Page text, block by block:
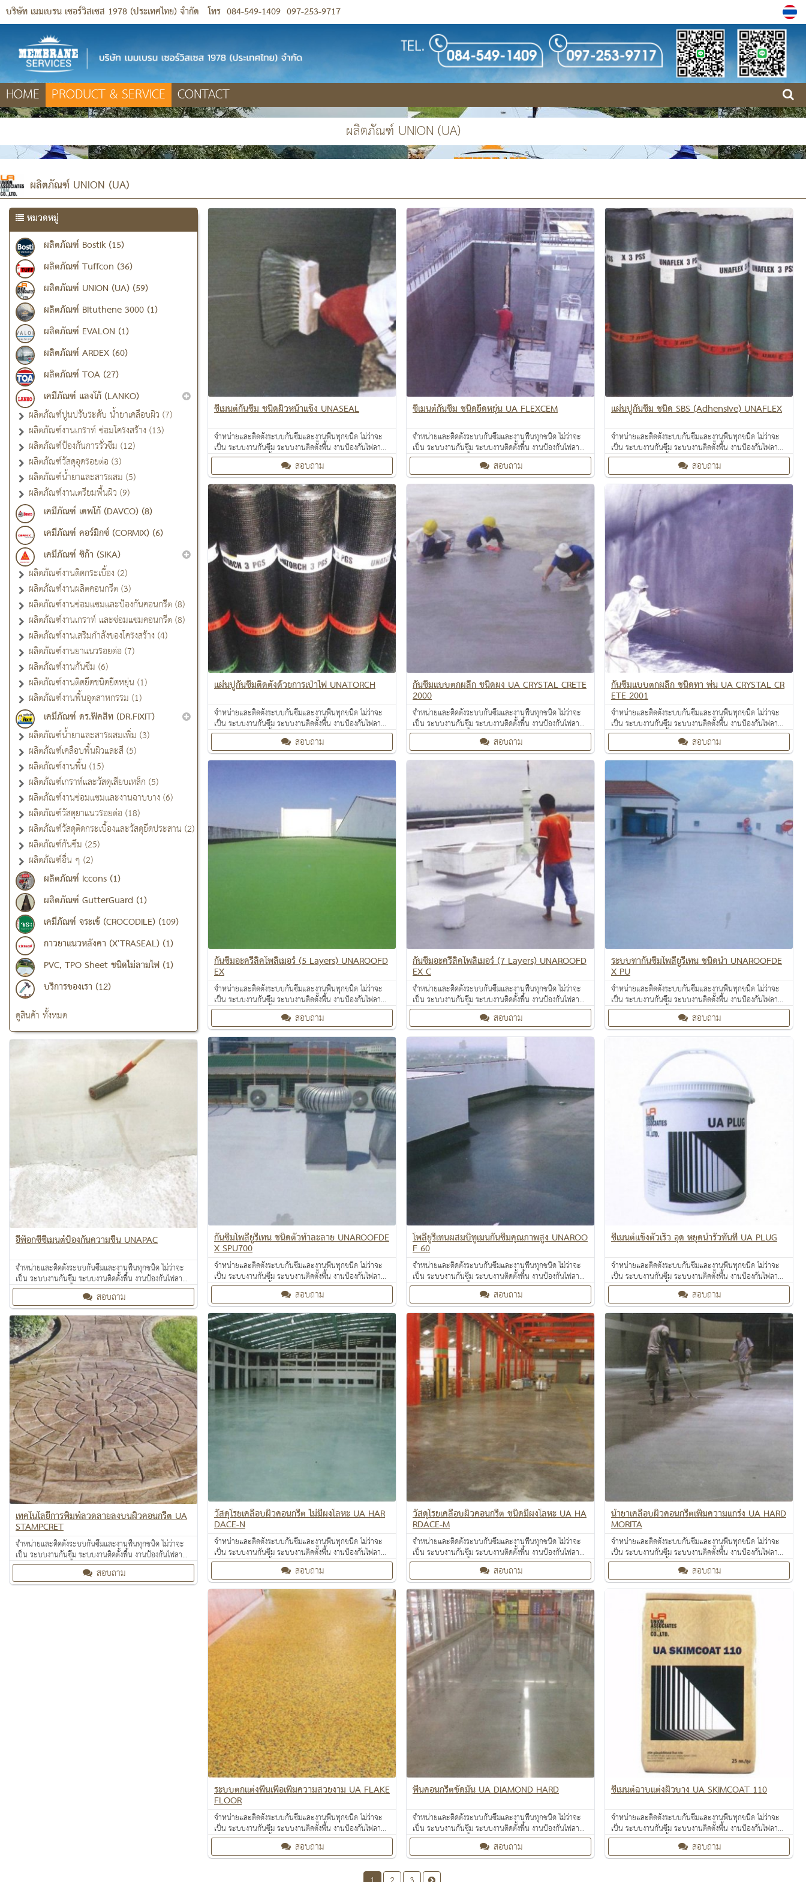
บริษัท เมมเบรน เซอร์วิสเซส 1978 (ประเทศไทย) จำกัด โทร 084-549-1409 097-253-9717
HOME PRODUCT & SERVICE CONTACT
ผลิตภัณฑ์ UNION (UA)
ผลิตภัณฑ์ UNION (UA)
หมวดหมู่
ผลิตภัณฑ์ Bostik (15)
ผลิตภัณฑ์ Tuffcon (36)
ผลิตภัณฑ์ UNION (UA) (59)
ผลิตภัณฑ์ Bituthene 3000 (1)
ผลิตภัณฑ์ EVALON (1)
ผลิตภัณฑ์ ARDEX (60)
ผลิตภัณฑ์ TOA (27)
เคมีภัณฑ์ แลงโก้ (LANKO)
ผลิตภัณฑ์ปูนปรับระดับ น้ำยาเคลือบผิว (7)
ผลิตภัณฑ์งานเกราท์ ซ่อมโครงสร้าง (13)
ผลิตภัณฑ์ป้องกันการรั่วซึม (12)
ผลิตภัณฑ์วัสดุอุดรอยต่อ (3)
ผลิตภัณฑ์น้ำยาและสารผสม (5)
ผลิตภัณฑ์งานเตรียมพื้นผิว (9)
เคมีภัณฑ์ เดพโก้ (DAVCO) (8)
เคมีภัณฑ์ คอร์มิกซ์ (CORMIX) (6)
เคมีภัณฑ์ ซิก้า (SIKA)
ผลิตภัณฑ์งานติดกระเบื้อง (2)
ผลิตภัณฑ์งานผลิตคอนกรีต (3)
ผลิตภัณฑ์งานซ่อมแซมและป้องกันคอนกรีต (8)
ผลิตภัณฑ์งานเกราท์ และซ่อมแซมคอนกรีต (8)
ผลิตภัณฑ์งานเสริมกำลังของโครงสร้าง (4)
ผลิตภัณฑ์งานยาแนวรอยต่อ (7)
ผลิตภัณฑ์งานกันซึม (6)
ผลิตภัณฑ์งานติดยึดชนิดยืดหยุ่น (1)
ผลิตภัณฑ์งานพื้นอุตสาหกรรม (1)
เคมีภัณฑ์ ดร.ฟิคสิท (DR.FIXIT)
ผลิตภัณฑ์น้ำยาและสารผสมเพิ่ม (3)
ผลิตภัณฑ์เคลือบพื้นผิวและสี (5)
ผลิตภัณฑ์งานพื้น (15)
ผลิตภัณฑ์เกราท์และวัสดุเสียบเหล็ก (5)
ผลิตภัณฑ์งานซ่อมแซมและงานฉาบบาง (6)
ผลิตภัณฑ์วัสดุยาแนวรอยต่อ (18)
ผลิตภัณฑ์วัสดุติดกระเบื้องและวัสดุยึดประสาน (2)
ผลิตภัณฑ์กันซึม (25)
ผลิตภัณฑ์อื่น ๆ (2)
ผลิตภัณฑ์ Iccons (1)
ผลิตภัณฑ์ GutterGuard (1)
เคมีภัณฑ์ จระเข้ (CROCODILE) (109)
กาวยาแนวหลังคา (X'TRASEAL) (1)
PVC, TPO Sheet ชนิดไม่ลามไฟ (1)
บริการของเรา (12)
ดูสินค้า ทั้งหมด
ซีเมนต์กันซึม ชนิดผิวหน้าแข็ง UNASEAL
จำหน่ายและติดตั้งระบบกันซึมและงานพื้นทุกชนิด ไม่ว่าจะ
เป็น ระบบงานกันซึม ระบบงานติดตั้งพื้น งานป้องกันไฟลาม
งานเคลือบปกป้องพื้นผิว งานเคลือบสารสะท้อนความร้อน
สอบถาม
ซีเมนต์กันซึม ชนิดยืดหยุ่น UA FLEXCEM
จำหน่ายและติดตั้งระบบกันซึมและงานพื้นทุกชนิด ไม่ว่าจะ
เป็น ระบบงานกันซึม ระบบงานติดตั้งพื้น งานป้องกันไฟลาม
งานเคลือบปกป้องพื้นผิว งานเคลือบสารสะท้อนความร้อน
สอบถาม
แผ่นปูกันซึม ชนิด SBS (Adhensive) UNAFLEX
จำหน่ายและติดตั้งระบบกันซึมและงานพื้นทุกชนิด ไม่ว่าจะ
เป็น ระบบงานกันซึม ระบบงานติดตั้งพื้น งานป้องกันไฟลาม
งานเคลือบปกป้องพื้นผิว งานเคลือบสารสะท้อนความร้อน
สอบถาม
แผ่นปูกันซึมติดตั้งด้วยการเป่าไฟ UNATORCH
จำหน่ายและติดตั้งระบบกันซึมและงานพื้นทุกชนิด ไม่ว่าจะ
เป็น ระบบงานกันซึม ระบบงานติดตั้งพื้น งานป้องกันไฟลาม
งานเคลือบปกป้องพื้นผิว งานเคลือบสารสะท้อนความร้อน
สอบถาม
กันซึมแบบตกผลึก ชนิดผง UA CRYSTAL CRETE
2000
จำหน่ายและติดตั้งระบบกันซึมและงานพื้นทุกชนิด ไม่ว่าจะ
เป็น ระบบงานกันซึม ระบบงานติดตั้งพื้น งานป้องกันไฟลาม
งานเคลือบปกป้องพื้นผิว งานเคลือบสารสะท้อนความร้อน
สอบถาม
กันซึมแบบตกผลึก ชนิดทา พ่น UA CRYSTAL CR
ETE 2001
จำหน่ายและติดตั้งระบบกันซึมและงานพื้นทุกชนิด ไม่ว่าจะ
เป็น ระบบงานกันซึม ระบบงานติดตั้งพื้น งานป้องกันไฟลาม
งานเคลือบปกป้องพื้นผิว งานเคลือบสารสะท้อนความร้อน
สอบถาม
กันซึมอะครีลิคโพลิเมอร์ (5 Layers) UNAROOFD
EX
จำหน่ายและติดตั้งระบบกันซึมและงานพื้นทุกชนิด ไม่ว่าจะ
เป็น ระบบงานกันซึม ระบบงานติดตั้งพื้น งานป้องกันไฟลาม
งานเคลือบปกป้องพื้นผิว งานเคลือบสารสะท้อนความร้อน
สอบถาม
กันซึมอะครีลิคโพลิเมอร์ (7 Layers) UNAROOFD
EX C
จำหน่ายและติดตั้งระบบกันซึมและงานพื้นทุกชนิด ไม่ว่าจะ
เป็น ระบบงานกันซึม ระบบงานติดตั้งพื้น งานป้องกันไฟลาม
งานเคลือบปกป้องพื้นผิว งานเคลือบสารสะท้อนความร้อน
สอบถาม
ระบบทากันซึมโพลียูรีเทน ชนิดน้ำ UNAROOFDE
X PU
จำหน่ายและติดตั้งระบบกันซึมและงานพื้นทุกชนิด ไม่ว่าจะ
เป็น ระบบงานกันซึม ระบบงานติดตั้งพื้น งานป้องกันไฟลาม
งานเคลือบปกป้องพื้นผิว งานเคลือบสารสะท้อนความร้อน
สอบถาม
กันซึมโพลียูรีเทน ชนิดตัวทำละลาย UNAROOFDE
X SPU700
จำหน่ายและติดตั้งระบบกันซึมและงานพื้นทุกชนิด ไม่ว่าจะ
เป็น ระบบงานกันซึม ระบบงานติดตั้งพื้น งานป้องกันไฟลาม
งานเคลือบปกป้องพื้นผิว งานเคลือบสารสะท้อนความร้อน
สอบถาม
โพลียูรีเทนผสมบิทูเมนกันซึมคุณภาพสูง UNAROO
F 60
จำหน่ายและติดตั้งระบบกันซึมและงานพื้นทุกชนิด ไม่ว่าจะ
เป็น ระบบงานกันซึม ระบบงานติดตั้งพื้น งานป้องกันไฟลาม
งานเคลือบปกป้องพื้นผิว งานเคลือบสารสะท้อนความร้อน
สอบถาม
ซีเมนต์แข็งตัวเร็ว อุด หยุดน้ำรั่วทันที UA PLUG
จำหน่ายและติดตั้งระบบกันซึมและงานพื้นทุกชนิด ไม่ว่าจะ
เป็น ระบบงานกันซึม ระบบงานติดตั้งพื้น งานป้องกันไฟลาม
งานเคลือบปกป้องพื้นผิว งานเคลือบสารสะท้อนความร้อน
สอบถาม
อีพ็อกซี่ซีเมนต์ป้องกันความชื้น UNAPAC
จำหน่ายและติดตั้งระบบกันซึมและงานพื้นทุกชนิด ไม่ว่าจะ
เป็น ระบบงานกันซึม ระบบงานติดตั้งพื้น งานป้องกันไฟลาม
งานเคลือบปกป้องพื้นผิว งานเคลือบสารสะท้อนความร้อน
สอบถาม
วัสดุโรยเคลือบผิวคอนกรีต ไม่มีผงโลหะ UA HAR
DACE-N
จำหน่ายและติดตั้งระบบกันซึมและงานพื้นทุกชนิด ไม่ว่าจะ
เป็น ระบบงานกันซึม ระบบงานติดตั้งพื้น งานป้องกันไฟลาม
งานเคลือบปกป้องพื้นผิว งานเคลือบสารสะท้อนความร้อน
สอบถาม
วัสดุโรยเคลือบผิวคอนกรีต ชนิดมีผงโลหะ UA HA
RDACE-M
จำหน่ายและติดตั้งระบบกันซึมและงานพื้นทุกชนิด ไม่ว่าจะ
เป็น ระบบงานกันซึม ระบบงานติดตั้งพื้น งานป้องกันไฟลาม
งานเคลือบปกป้องพื้นผิว งานเคลือบสารสะท้อนความร้อน
สอบถาม
น้ำยาเคลือบผิวคอนกรีตเพิ่มความแกร่ง UA HARD
MORITA
จำหน่ายและติดตั้งระบบกันซึมและงานพื้นทุกชนิด ไม่ว่าจะ
เป็น ระบบงานกันซึม ระบบงานติดตั้งพื้น งานป้องกันไฟลาม
งานเคลือบปกป้องพื้นผิว งานเคลือบสารสะท้อนความร้อน
สอบถาม
เทคโนโลยีการพิมพ์ลวดลายลงบนผิวคอนกรีต UA
STAMPCRET
จำหน่ายและติดตั้งระบบกันซึมและงานพื้นทุกชนิด ไม่ว่าจะ
เป็น ระบบงานกันซึม ระบบงานติดตั้งพื้น งานป้องกันไฟลาม
งานเคลือบปกป้องพื้นผิว งานเคลือบสารสะท้อนความร้อน
สอบถาม
ระบบตกแต่งพื้นเพื่อเพิ่มความสวยงาม UA FLAKE
FLOOR
จำหน่ายและติดตั้งระบบกันซึมและงานพื้นทุกชนิด ไม่ว่าจะ
เป็น ระบบงานกันซึม ระบบงานติดตั้งพื้น งานป้องกันไฟลาม
งานเคลือบปกป้องพื้นผิว งานเคลือบสารสะท้อนความร้อน
สอบถาม
พื้นคอนกรีตขัดมัน UA DIAMOND HARD
จำหน่ายและติดตั้งระบบกันซึมและงานพื้นทุกชนิด ไม่ว่าจะ
เป็น ระบบงานกันซึม ระบบงานติดตั้งพื้น งานป้องกันไฟลาม
งานเคลือบปกป้องพื้นผิว งานเคลือบสารสะท้อนความร้อน
สอบถาม
ซีเมนต์ฉาบแต่งผิวบาง UA SKIMCOAT 110
จำหน่ายและติดตั้งระบบกันซึมและงานพื้นทุกชนิด ไม่ว่าจะ
เป็น ระบบงานกันซึม ระบบงานติดตั้งพื้น งานป้องกันไฟลาม
งานเคลือบปกป้องพื้นผิว งานเคลือบสารสะท้อนความร้อน
สอบถาม